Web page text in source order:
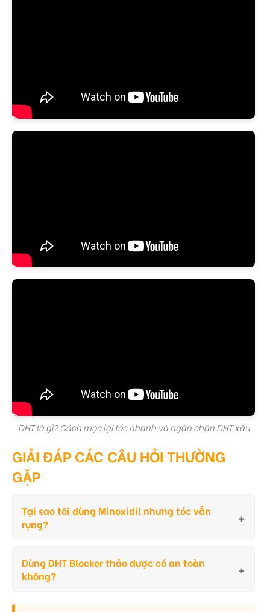
DHT là gì? Cách mọc lại tóc nhanh và ngăn chặn DHT xấu
GIẢI ĐÁP CÁC CÂU HỎI THƯỜNG
GẶP
Tại sao tôi dùng Minoxidil nhưng tóc vẫn
rụng?
Dùng DHT Blocker thảo dược có an toàn
không?